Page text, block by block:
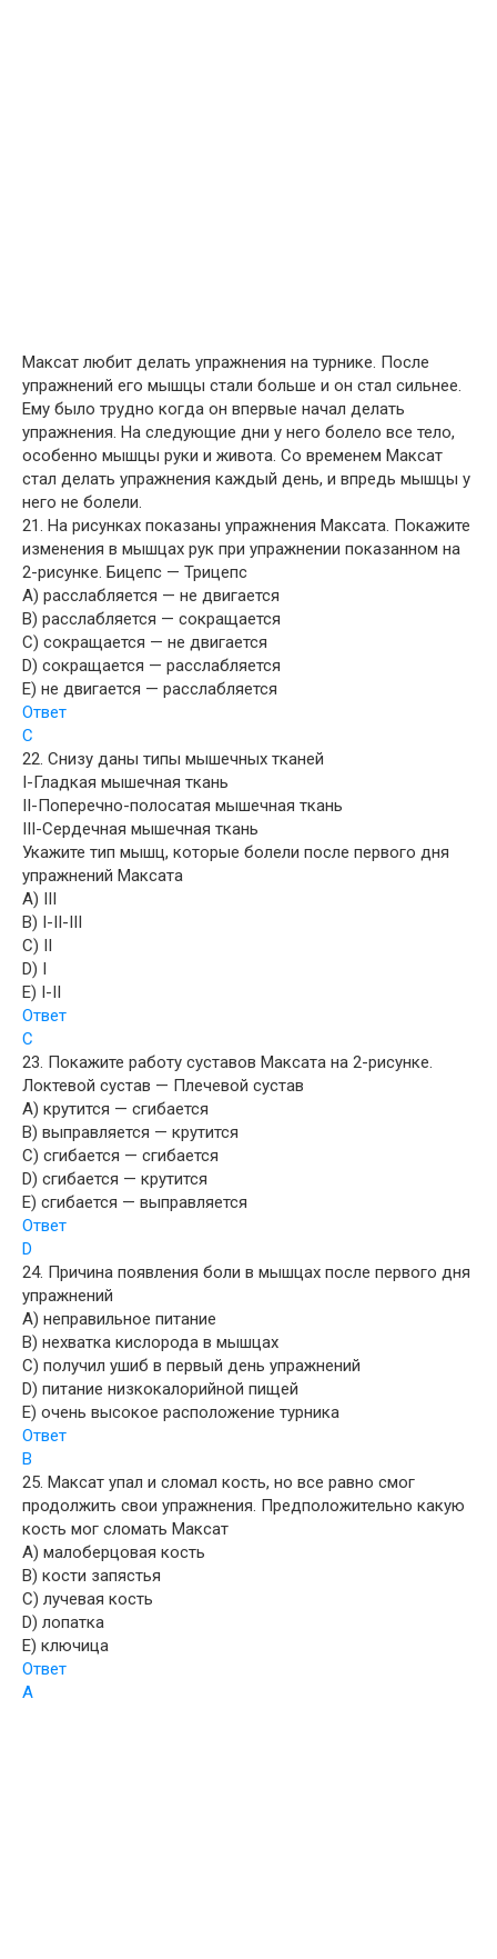
Максат любит делать упражнения на турнике. После
упражнений его мышцы стали больше и он стал сильнее.
Ему было трудно когда он впервые начал делать
упражнения. На следующие дни у него болело все тело,
особенно мышцы руки и живота. Со временем Максат
стал делать упражнения каждый день, и впредь мышцы у
него не болели.
21. На рисунках показаны упражнения Максата. Покажите
изменения в мышцах рук при упражнении показанном на
2-рисунке. Бицепс — Трицепс
A) расслабляется — не двигается
B) расслабляется — сокращается
C) сокращается — не двигается
D) сокращается — расслабляется
E) не двигается — расслабляется
Ответ
C
22. Снизу даны типы мышечных тканей
I-Гладкая мышечная ткань
II-Поперечно-полосатая мышечная ткань
III-Сердечная мышечная ткань
Укажите тип мышц, которые болели после первого дня
упражнений Максата
A) III
B) I-II-III
C) II
D) I
E) I-II
Ответ
C
23. Покажите работу суставов Максата на 2-рисунке.
Локтевой сустав — Плечевой сустав
A) крутится — сгибается
B) выправляется — крутится
C) сгибается — сгибается
D) сгибается — крутится
E) сгибается — выправляется
Ответ
D
24. Причина появления боли в мышцах после первого дня
упражнений
A) неправильное питание
B) нехватка кислорода в мышцах
C) получил ушиб в первый день упражнений
D) питание низкокалорийной пищей
E) очень высокое расположение турника
Ответ
B
25. Максат упал и сломал кость, но все равно смог
продолжить свои упражнения. Предположительно какую
кость мог сломать Максат
A) малоберцовая кость
B) кости запястья
C) лучевая кость
D) лопатка
E) ключица
Ответ
A